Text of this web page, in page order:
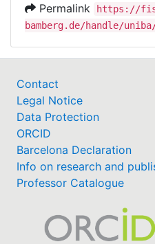
Permalink
https://
bamberg.de/handle/
Contact
Legal Notice
Data Protection
ORCID
Barcelona Declaration
Info on research and
Professor Catalogue